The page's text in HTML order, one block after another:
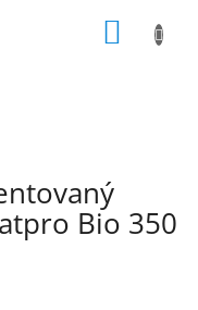
Bio 350